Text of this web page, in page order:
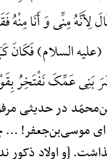
لِأَنَّهُ مِنِّی وَ أَنَا
(علیه السلام)
بَنِی عَمِّکَ نَفْتَخِرُ
در حدیثی
موسی‌بن‌جعفر! ...
[و اولاد ذکور